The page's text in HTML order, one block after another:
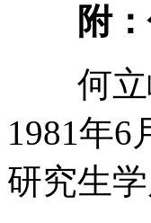
附
何立峰
1981年6
研究生